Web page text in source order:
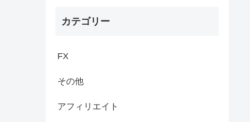
カテゴリー
FX
その他
アフィリエイト